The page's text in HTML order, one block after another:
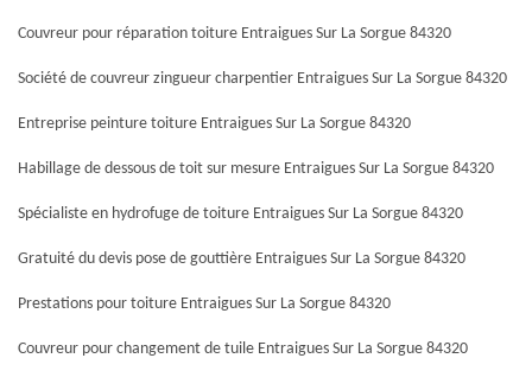
Couvreur pour réparation toiture Entraigues Sur La Sorgue 84320
Société de couvreur zingueur charpentier Entraigues Sur La Sorgue 84320
Entreprise peinture toiture Entraigues Sur La Sorgue 84320
Habillage de dessous de toit sur mesure Entraigues Sur La Sorgue 84320
Spécialiste en hydrofuge de toiture Entraigues Sur La Sorgue 84320
Gratuité du devis pose de gouttière Entraigues Sur La Sorgue 84320
Prestations pour toiture Entraigues Sur La Sorgue 84320
Couvreur pour changement de tuile Entraigues Sur La Sorgue 84320